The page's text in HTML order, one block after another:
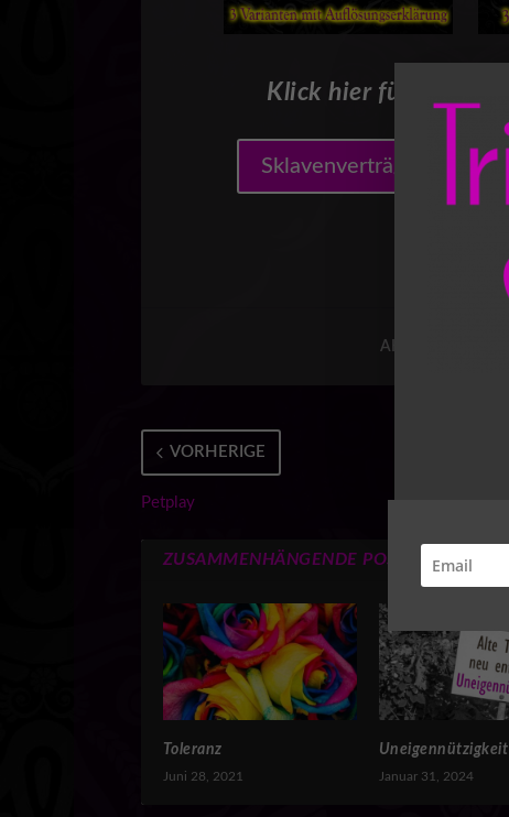
Klick hier für
Sklavenverträge
AKTIE:
VORHERIGE
Petplay
ZUSAMMENHÄNGENDE POSTS
Toleranz
Juni 28, 2021
Uneigennützigkeit
Januar 31, 2024